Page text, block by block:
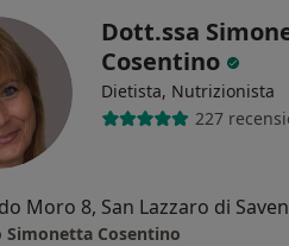
Dott.ssa
Cosentino
Dietista, Nutrizionista
227
Moro 8, San Lazzaro di
Simonetta Cosentino